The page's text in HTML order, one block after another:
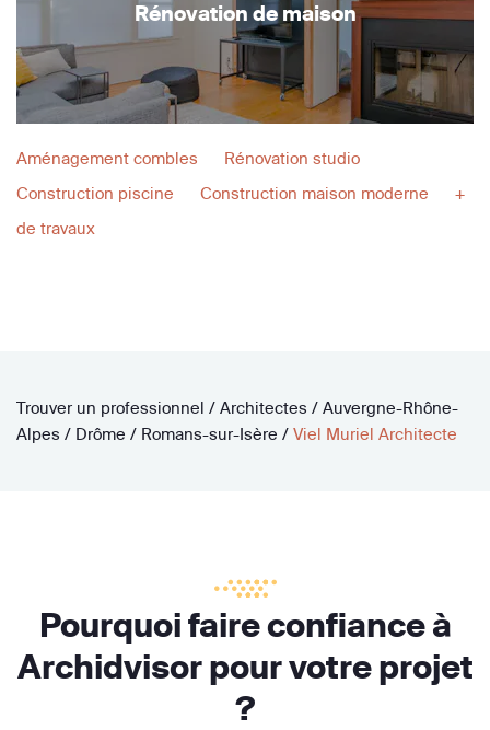
Rénovation de maison
Aménagement combles
Rénovation studio
Construction piscine
Construction maison moderne
+
de travaux
Trouver un professionnel / Architectes / Auvergne-Rhône-
Alpes / Drôme / Romans-sur-Isère / Viel Muriel Architecte
Pourquoi faire confiance à
Archidvisor pour votre projet
?